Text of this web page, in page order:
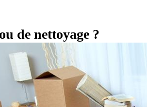
de nettoyage ?